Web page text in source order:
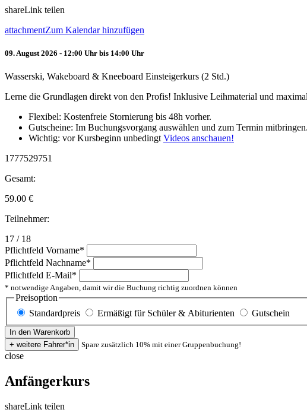
shareLink teilen
attachmentZum Kalendar hinzufügen
09. August 2026 - 12:00 Uhr bis 14:00 Uhr
Wasserski, Wakeboard & Kneeboard Einsteigerkurs (2 Std.)
Lerne die Grundlagen direkt von den Profis! Inklusive Leihmaterial und
Flexibel: Kostenfreie Stornierung bis 48h vorher.
Gutscheine: Im Buchungsvorgang auswählen und zum Termin mitbringen.
Wichtig: vor Kursbeginn unbedingt Videos anschauen!
1777529751
Gesamt:
59.00 €
Teilnehmer:
17 / 18
Pflichtfeld Vorname*
Pflichtfeld Nachname*
Pflichtfeld E-Mail*
* notwendige Angaben, damit wir die Buchung richtig zuordnen können
Preisoption
Standardpreis
Ermäßigt für Schüler & Abiturienten Gutschein
Spare zusätzlich 10% mit einer Gruppenbuchung!
close
Anfängerkurs
shareLink teilen